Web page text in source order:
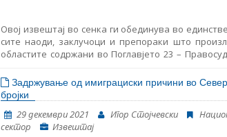
Овој извештај во сенка ги обединува во
сите наоди, заклучоци и препораки што
областите содржани во Поглавјето 23 –
Ова е седми ваков извештај што го објaвува
политика (ЕПИ) – Скопје, земајќи ги предвид
невладините организации.
Задржување од имиграциски причини во
бројки
29 декември 2021 Игор Стојчевски
сектор
Извештај